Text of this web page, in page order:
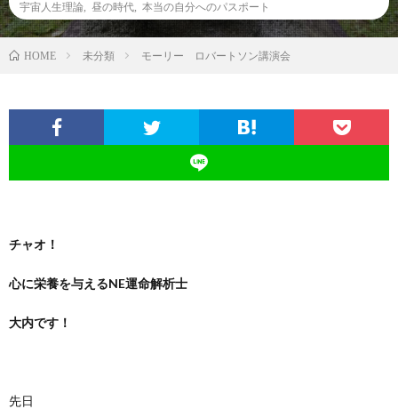
宇宙人生理論
昼の時代 本当の自分へのパスポート
HOME 未分類 モーリー ロバートソン講演会
チャオ！
心に栄養を与えるNE運命解析士
大内です！
先日